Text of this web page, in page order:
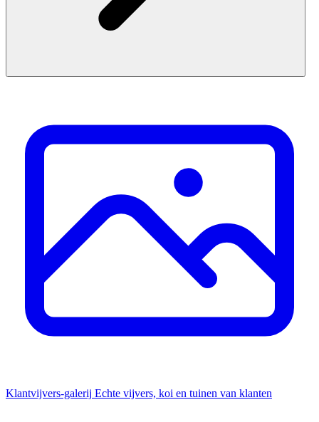
Klantvijvers-galerij Echte vijvers, koi en tuinen van klanten